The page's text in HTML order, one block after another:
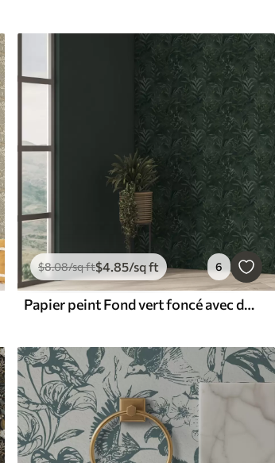
$8.08/sq ft$4.85/sq ft 6
Papier peint Fond vert foncé avec des branches de feuilles translucides